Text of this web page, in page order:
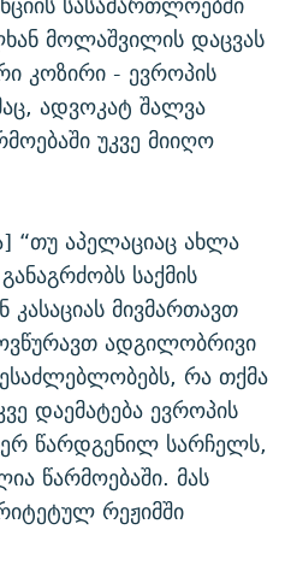
მოლაშვილის დაცვას
კოზირი - ევროპის
ადვოკატ შალვა
უკვე მიიღო
“თუ აპელაციაც ახლა
საქმის
კასაციას მივმართავთ
ადგილობრივი
რა თქმა
დაემატება ევროპის
წარდგენილ სარჩელს,
წარმოებაში. მას
რეჟიმში